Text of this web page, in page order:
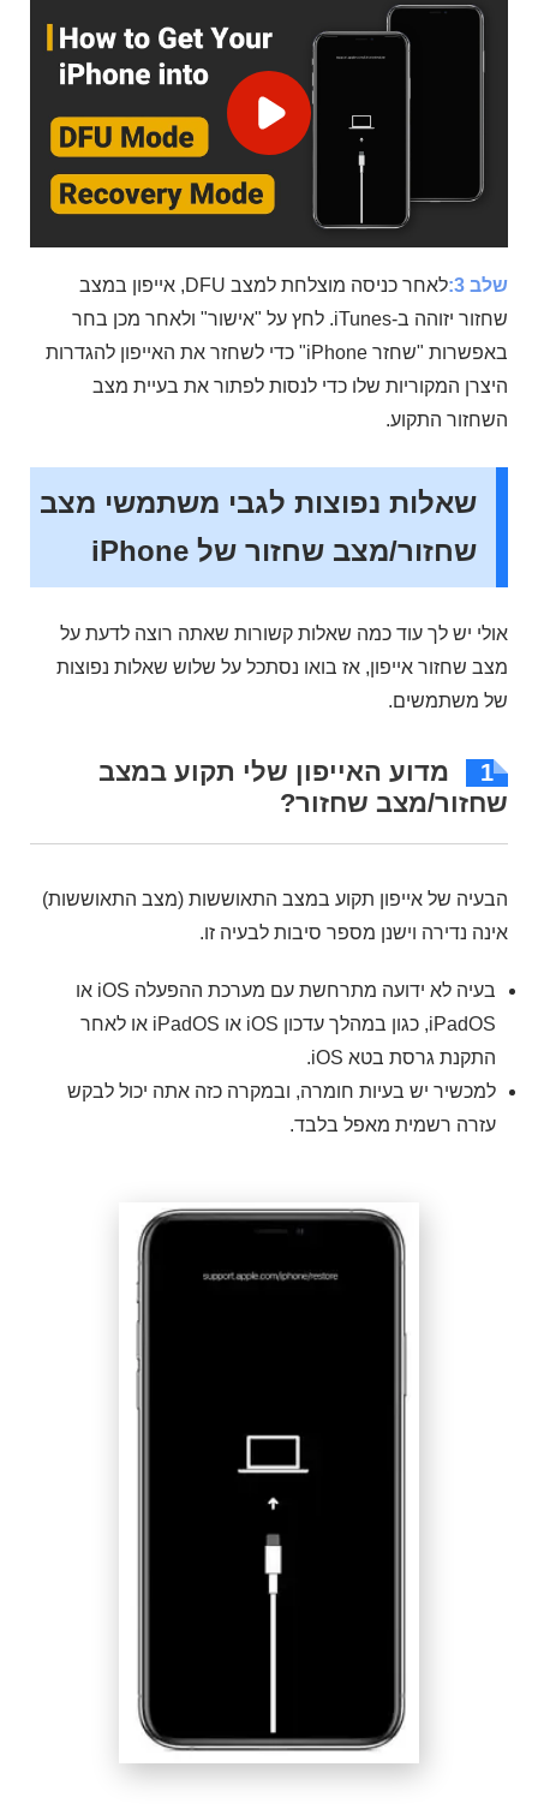
שלב 3:
לאחר כניסה מוצלחת למצב DFU, אייפון במצב
שחזור יזוהה ב-iTunes. לחץ על "אישור" ולאחר מכן בחר
באפשרות "שחזר iPhone" כדי לשחזר את האייפון להגדרות
היצרן המקוריות שלו כדי לנסות לפתור את בעיית מצב
השחזור התקוע.
שאלות נפוצות לגבי משתמשי מצב
שחזור/מצב שחזור של iPhone
אולי יש לך עוד כמה שאלות קשורות שאתה רוצה לדעת על
מצב שחזור אייפון, אז בואו נסתכל על שלוש שאלות נפוצות
של משתמשים.
1
מדוע האייפון שלי תקוע במצב
שחזור/מצב שחזור?
הבעיה של אייפון תקוע במצב התאוששות (מצב התאוששות)
אינה נדירה וישנן מספר סיבות לבעיה זו.
בעיה לא ידועה מתרחשת עם מערכת ההפעלה iOS או
iPadOS, כגון במהלך עדכון iOS או iPadOS או לאחר
התקנת גרסת בטא iOS.
למכשיר יש בעיות חומרה, ובמקרה כזה אתה יכול לבקש
עזרה רשמית מאפל בלבד.